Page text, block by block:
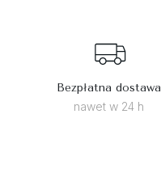
Bezpłatna dostawa
nawet w 24 h